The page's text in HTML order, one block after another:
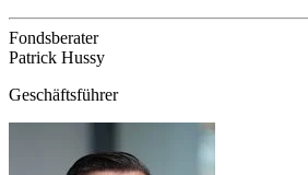
Fondsberater
Patrick Hussy
Geschäftsführer